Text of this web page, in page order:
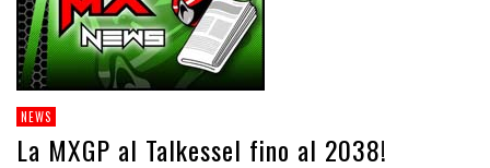
NEWS
La MXGP al Talkessel fino al 2038!